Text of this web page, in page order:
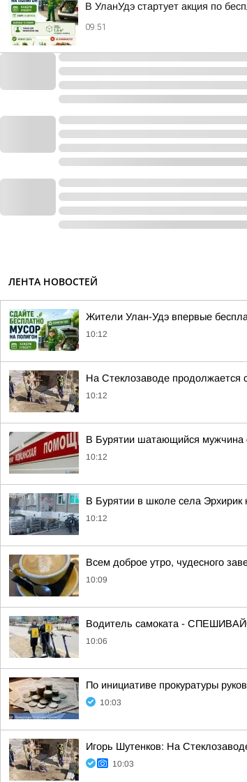
В УланУдэ стартует акция по
09:51
ЛЕНТА НОВОСТЕЙ
Жители Улан-Удэ впервые
10:12
На Стеклозаводе продолжается
10:12
В Бурятии шатающийся мужчина
10:12
В Бурятии в школе села Эрхирик
10:12
Всем доброе утро, чудесного
10:09
Водитель самоката -
10:06
По инициативе прокуратуры
10:03
Игорь Шутенков: На
10:03